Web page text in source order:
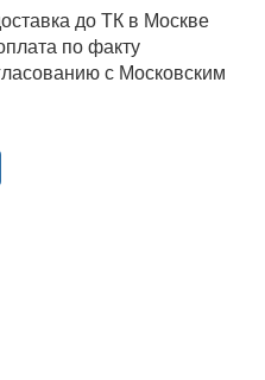
до ТК в Москве
по факту
с Московским